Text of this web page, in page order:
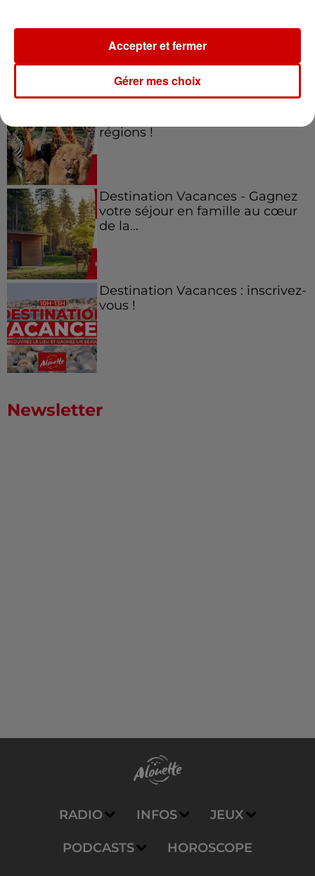
à Coulon !
Le Duel - Gagnez vos entrées
régions !
Destination Vacances - Gagnez
votre séjour en famille au cœur
de la...
Destination Vacances : inscrivez-
vous !
Newsletter
RADIO INFOS JEUX
PODCASTS HOROSCOPE
Gérer mes choix
Accepter et fermer